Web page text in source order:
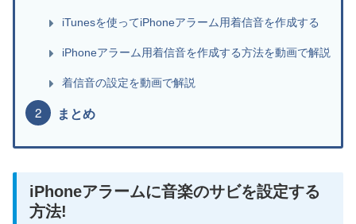
iTunesを使ってiPhoneアラーム用着信音を作成する
iPhoneアラーム用着信音を作成する方法を動画で解説
着信音の設定を動画で解説
まとめ
iPhoneアラームに音楽のサビを設定する
方法!